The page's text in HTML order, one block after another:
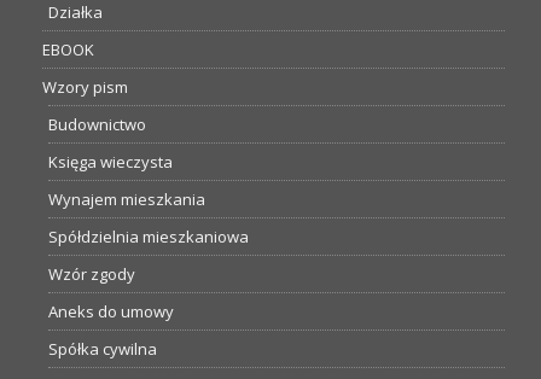
Działka
EBOOK
Wzory pism
Budownictwo
Księga wieczysta
Wynajem mieszkania
Spółdzielnia mieszkaniowa
Wzór zgody
Aneks do umowy
Spółka cywilna